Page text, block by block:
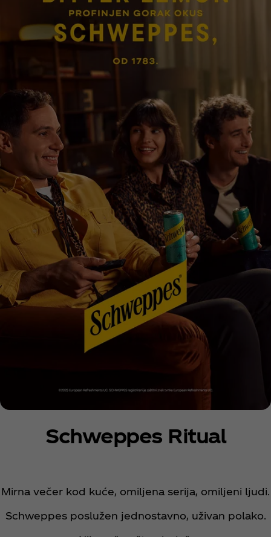
Schweppes Ritual
Mirna večer kod kuće, omiljena serija, omiljeni ljudi.
Schweppes poslužen jednostavno, uživan polako.